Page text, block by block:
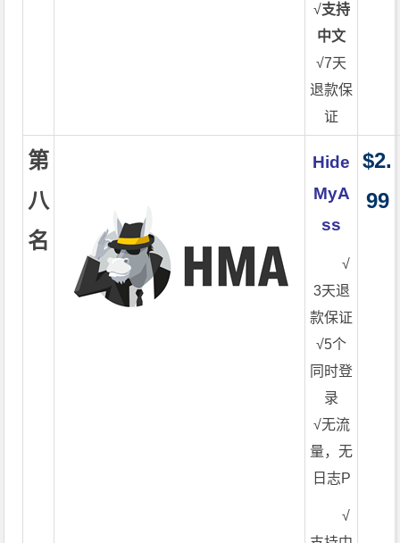
√支持
中文
√7天
退款保
证
第
八
名
Hide
MyA
ss
√
3天退
款保证
√5个
同时登
录
√无流
量，无
日志P
√
$2.
99